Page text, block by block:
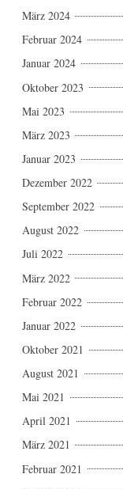
März 2024
Februar 2024
Januar 2024
Oktober 2023
Mai 2023
März 2023
Januar 2023
Dezember 2022
September 2022
August 2022
Juli 2022
März 2022
Februar 2022
Januar 2022
Oktober 2021
August 2021
Mai 2021
April 2021
März 2021
Februar 2021